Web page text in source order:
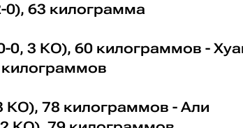
0), 63 килограмма
0, 3 КО), 60 килограммов -
КО), 78 килограммов - Али